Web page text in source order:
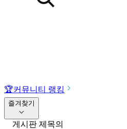
음식 · 영양제 리뷰를 찾아
🏆커뮤니티 랭킹
즐겨찾기
게시판 제목의